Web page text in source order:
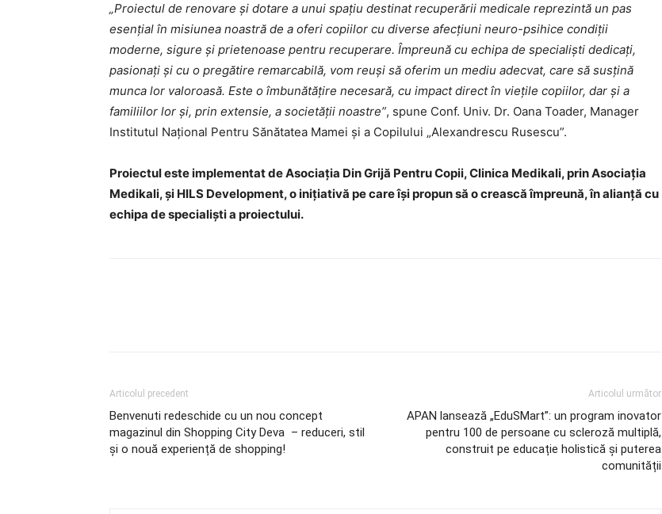
„Proiectul de renovare și dotare a unui spațiu destinat recuperării medicale reprezintă un pas
esențial în misiunea noastră de a oferi copiilor cu diverse afecțiuni neuro-psihice condiții
moderne, sigure și prietenoase pentru recuperare. Împreună cu echipa de specialiști dedicați,
pasionați și cu o pregătire remarcabilă, vom reuși să oferim un mediu adecvat, care să susțină
munca lor valoroasă. Este o îmbunătățire necesară, cu impact direct în viețile copiilor, dar și a
familiilor lor şi, prin extensie, a societății noastre”, spune Conf. Univ. Dr. Oana Toader, Manager
Institutul Național Pentru Sănătatea Mamei și a Copilului „Alexandrescu Rusescu”.
Proiectul este implementat de Asociația Din Grijă Pentru Copii, Clinica Medikali, prin Asociația
Medikali, și HILS Development, o inițiativă pe care își propun să o crească împreună, în alianță cu
echipa de specialiști a proiectului.
Articolul precedent
Benvenuti redeschide cu un nou concept
magazinul din Shopping City Deva – reduceri, stil
și o nouă experiență de shopping!
Articolul următor
APAN lansează „EduSMart”: un program inovator
pentru 100 de persoane cu scleroză multiplă,
construit pe educație holistică și puterea
comunității